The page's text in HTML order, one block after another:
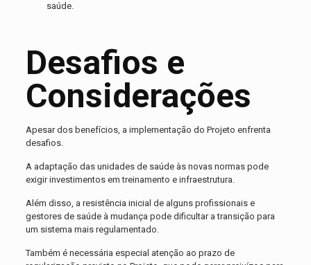
saúde.
Desafios e
Considerações
Apesar dos benefícios, a implementação do Projeto enfrenta
desafios.
A adaptação das unidades de saúde às novas normas pode
exigir investimentos em treinamento e infraestrutura.
Além disso, a resistência inicial de alguns profissionais e
gestores de saúde à mudança pode dificultar a transição para
um sistema mais regulamentado.
Também é necessária especial atenção ao prazo de